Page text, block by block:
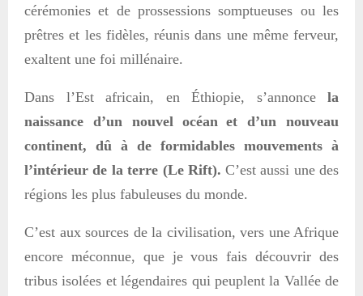
cérémonies et de prossessions somptueuses ou les
prêtres et les fidèles, réunis dans une même ferveur,
exaltent une foi millénaire.
Dans l’Est africain, en Éthiopie, s’annonce la
naissance d’un nouvel océan et d’un nouveau
continent, dû à de formidables mouvements à
l’intérieur de la terre (Le Rift). C’est aussi une des
régions les plus fabuleuses du monde.
C’est aux sources de la civilisation, vers une Afrique
encore méconnue, que je vous fais découvrir des
tribus isolées et légendaires qui peuplent la Vallée de